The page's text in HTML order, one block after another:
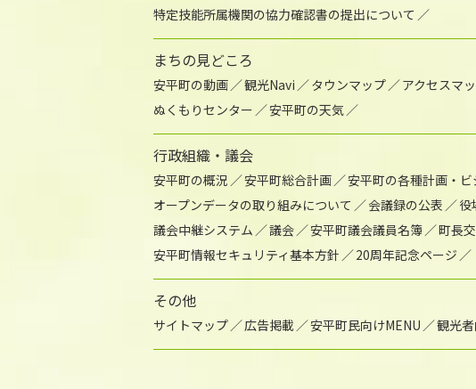
特定技能所属機関の協力確認書の提出について
まちの見どころ
安平町の動画 観光Navi タウンマップ アクセスマ
ぬくもりセンター
安平町の天気
行政組織・議会
安平町の概況 安平町総合計画 安平町の各種計画・
オープンデータの取り組みについて
会議録の公表 役
議会中継システム
議会 安平町議会議員名簿 町長
安平町情報セキュリティ基本方針
20周年記念ページ
その他
サイトマップ 広告掲載 安平町民向けMENU 観光